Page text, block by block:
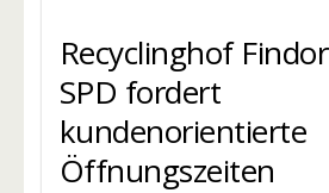
Recyclinghof
SPD fordert
kundenorientierte
Öffnungszeiten